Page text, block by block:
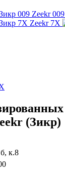
Zeekr 009
Zeekr 7X
(Зикр)
к.8